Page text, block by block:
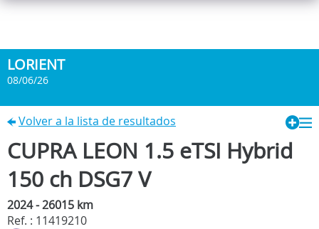
LORIENT
08/06/26
Volver a la lista de resultados
CUPRA LEON 1.5 eTSI Hybrid
150 ch DSG7 V
2024 - 26015 km
Ref. : 11419210